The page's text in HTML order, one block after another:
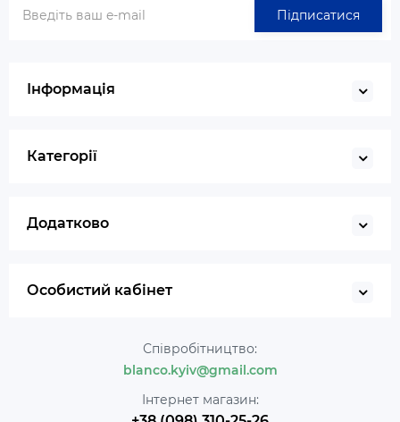
Підписатися
Інформація
Категорії
Додатково
Особистий кабінет
Співробітництво:
blanco.kyiv@gmail.com
Інтернет магазин: